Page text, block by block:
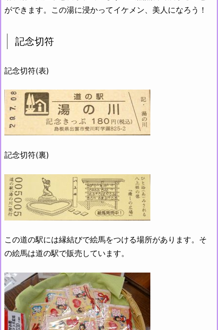
ができます。この湯に浸かってイケメン、美人になろう！
記念切符
記念切符(表)
記念切符(裏)
この道の駅には縁結びで絵馬をつける場所があります。そ
の絵馬は道の駅で販売しています。